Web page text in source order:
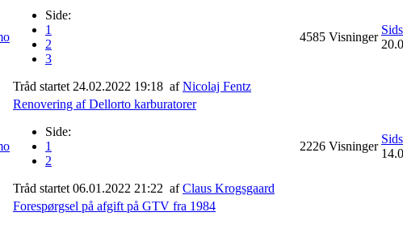
Side:
1
2
3
Tråd startet 24.02.2022 19:18 afNicolaj Fentz
4585 Visninger
Renovering af Dellorto karburatorer
Side:
1
2
Tråd startet 06.01.2022 21:22 afClaus Krogsgaard
2226 Visninger
Forespørgsel på afgift på GTV fra 1984